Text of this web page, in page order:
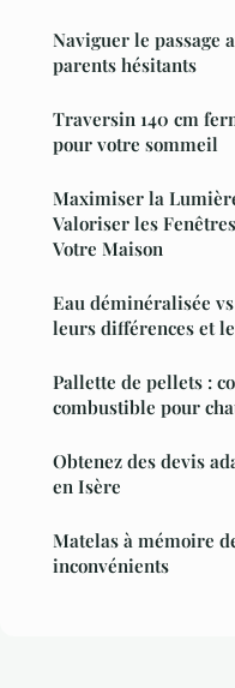
Naviguer le passage
parents hésitants
Traversin 140 cm
pour votre sommeil
Maximiser la
Valoriser les
Votre Maison
Eau déminéralisée
leurs différences et
Pallette de pellets :
combustible pour
Obtenez des devis
en Isère
Matelas à mémoire
inconvénients